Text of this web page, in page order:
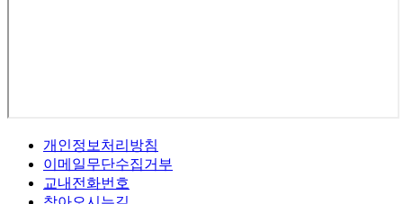
개인정보처리방침
이메일무단수집거부
교내전화번호